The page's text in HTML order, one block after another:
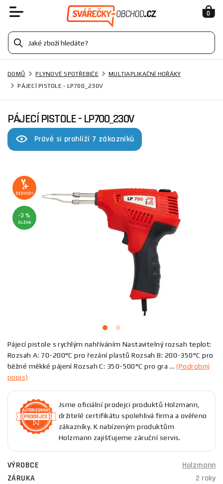
0
DOMŮ PLYNOVÉ SPOTŘEBIČE
MULTIAPLIKAČNÍ HOŘÁKY
PÁJECÍ PISTOLE - LP700_230V
PÁJECÍ PISTOLE - LP700_230V
Právě si prohlíží 7 zákazníků
SERVIS+
-3 %
SLEVA
Pájecí pistole s rychlým nahříváním Nastavitelný rozsah teplot:
Rozsah A: 70-200°C pro řezání plastů Rozsah B: 200-350°C pro
běžné měkké pájení Rozsah C: 350-500°C pro gra ...(Podrobný
popis)
Jsme oficiální prodejci produktů Holzmann,
držitelé certifikátu spolehlivá firma a ověřeno
zákazníky. K nabízeným produktům
Holzmann zajišťujeme záruční servis.
VÝROBCE
Holzmann
ZÁRUKA
2 roky